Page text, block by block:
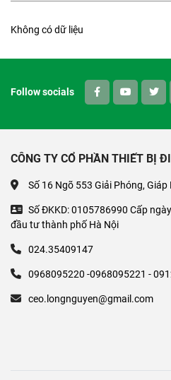
Không có dữ liệu
Follow socials
CÔNG TY CỔ PHẦN THIẾT BỊ
Số 16 Ngõ 553 Giải Phóng,
Số ĐKKD: 0105786990 Cấp
đầu tư thành phố Hà Nội
024.35409147
0968095220 -0968095221 -
ceo.longnguyen@gmail.com